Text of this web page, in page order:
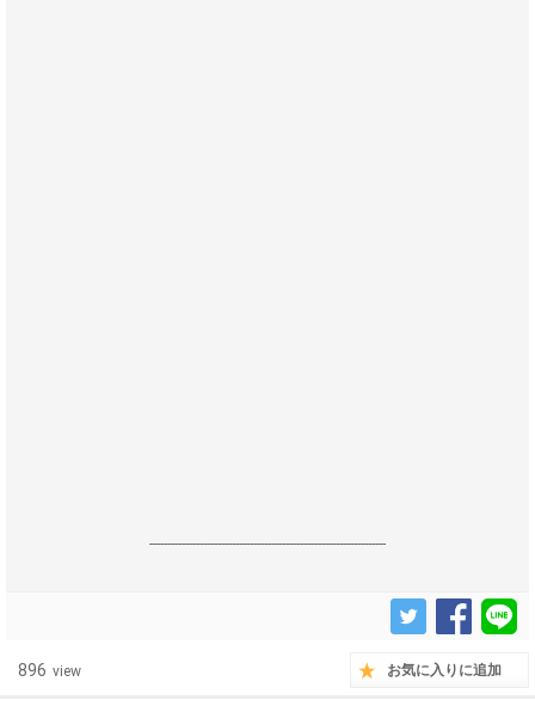
------------------------------------------------------------------
896 view お気に入りに追加